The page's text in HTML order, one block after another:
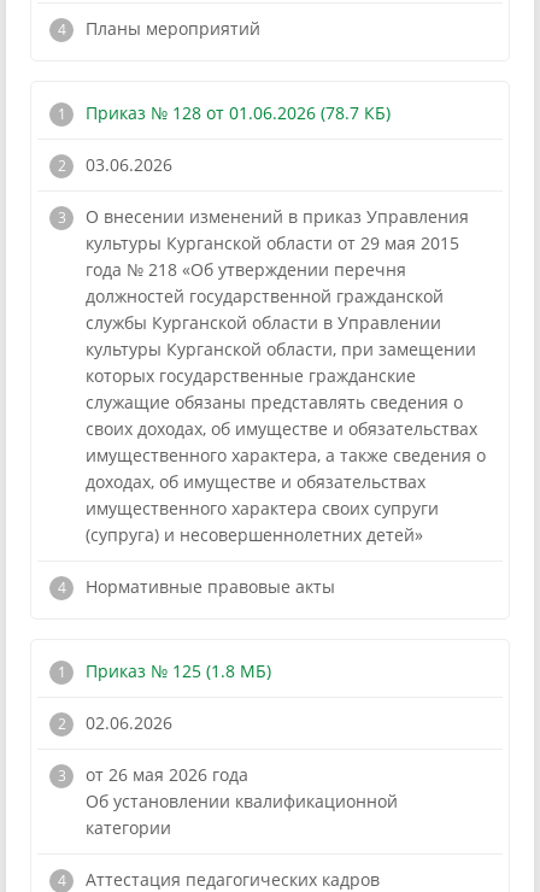
Планы мероприятий
Приказ № 128 от 01.06.2026 (78.7 КБ)
03.06.2026
О внесении изменений в приказ Управления
культуры Курганской области от 29 мая 2015
года № 218 «Об утверждении перечня
должностей государственной гражданской
службы Курганской области в Управлении
культуры Курганской области, при замещении
которых государственные гражданские
служащие обязаны представлять сведения о
своих доходах, об имуществе и обязательствах
имущественного характера, а также сведения о
доходах, об имуществе и обязательствах
имущественного характера своих супруги
(супруга) и несовершеннолетних детей»
Нормативные правовые акты
Приказ № 125 (1.8 МБ)
02.06.2026
от 26 мая 2026 года
Об установлении квалификационной
категории
Аттестация педагогических кадров